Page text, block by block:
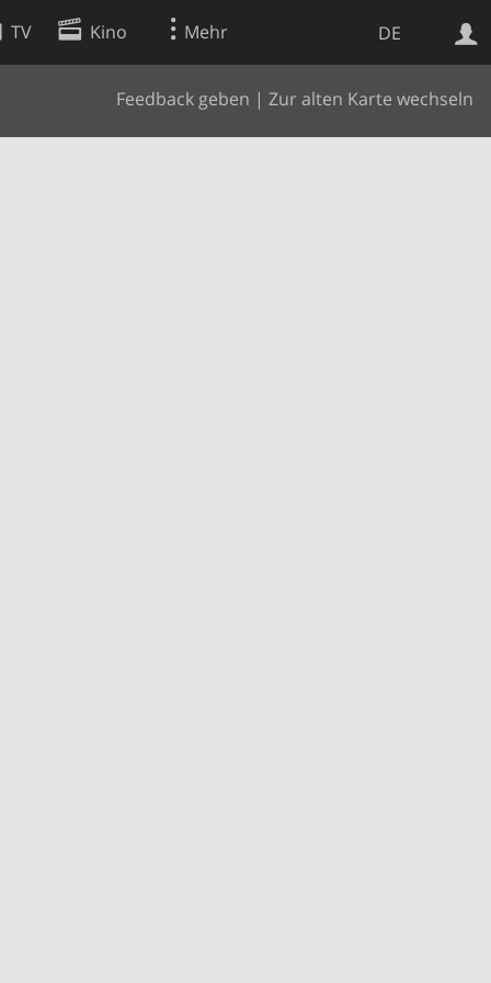
DE
TV Kino Mehr
Feedback geben | Zur alten Karte wechseln
Websuche